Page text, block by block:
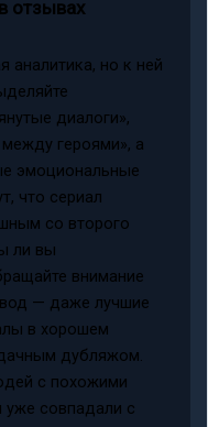
отзывах
аналитика, но к ней
диалоги»,
героями», а
эмоциональные
что сериал
со второго
ли вы
внимание
— даже лучшие
в хорошем
дубляжом.
с похожими
уже совпадали с